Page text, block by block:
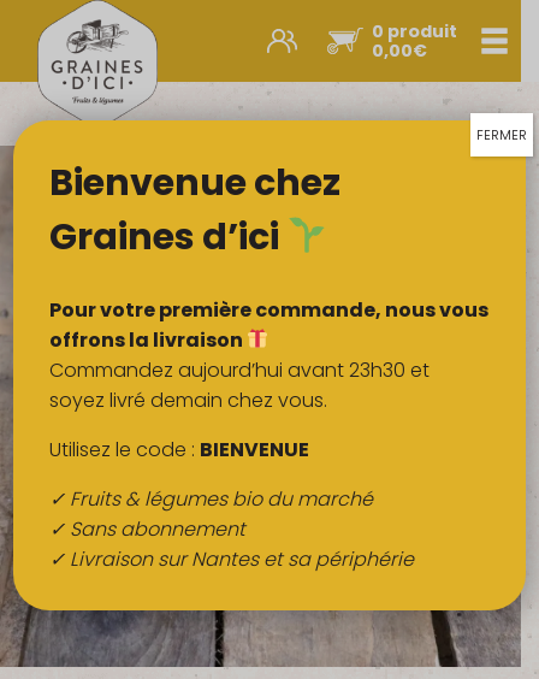
0 produit
0,00€
Promos et nouveautés
Légumes & œufs
Fruits
Viandes
Boulangerie
Crémerie
Poissons
Épicerie sucrée
Épices
Boissons
QUI SOMMES-NOUS ?
Bienvenue chez
Graines d’ici
Pour votre première commande, nous vous
offrons la livraison
Commandez aujourd’hui avant 23h30 et
soyez livré demain chez vous.
Utilisez le code : BIENVENUE
✓ Fruits & légumes bio du marché
✓ Sans abonnement
✓ Livraison sur Nantes et sa périphérie
FERMER